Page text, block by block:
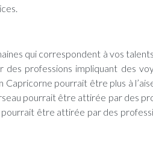
qui correspondent à vos
professions impliquant des
Capricorne pourrait être plus à
pourrait être attirée par des
pourrait être attirée par des